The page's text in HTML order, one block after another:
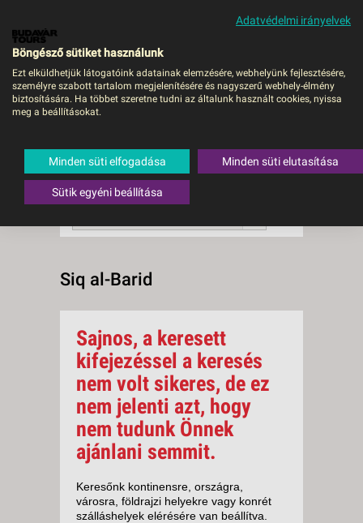
MENÜ
Siq al-Barid
megfelelő utazásttaláltunk.
A keresővel tovább szűkítheti a
találati listát!
RENDEZÉS:
Siq al-Barid
Sajnos, a keresett
kifejezéssel a keresés
nem volt sikeres, de ez
nem jelenti azt, hogy
nem tudunk Önnek
ajánlani semmit.
Keresőnk kontinensre, országra,
városra, földrajzi helyekre vagy konrét
szálláshelyek elérésére van beállítva.
Adatvédelmi irányelvek
Böngésző sütiket használunk
Ezt elküldhetjük látogatóink adatainak elemzésére, webhelyünk fejlesztésére,
személyre szabott tartalom megjelenítésére és nagyszerű webhely-élmény
biztosítására. Ha többet szeretne tudni az általunk használt cookies, nyissa
meg a beállításokat.
Minden süti elfogadása Minden süti elutasítása
Sütik egyéni beállítása